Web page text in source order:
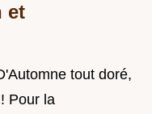
et
tout doré,
Pour la